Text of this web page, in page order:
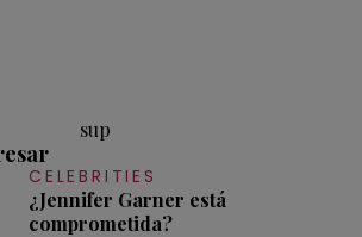
sup
CELEBRITIES
¿Jennifer Garner está
comprometida?